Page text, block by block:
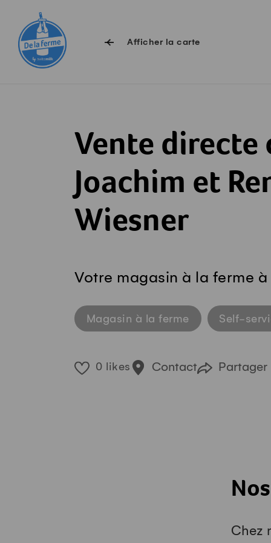
Afficher la carte
Vente directe
Joachim et
Wiesner
Votre magasin à la ferme à
Magasin à la ferme Self-
0 likes Contact Partager
Chez